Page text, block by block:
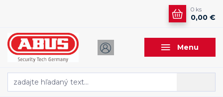
Menu
0 ks
0,00 €